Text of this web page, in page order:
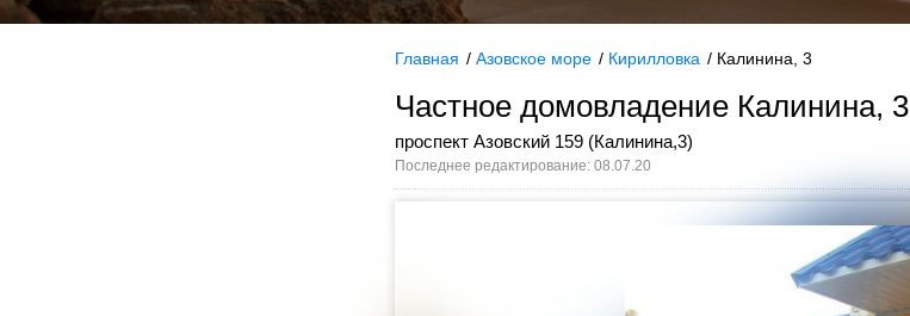
Главная /Азовское море / Кирилловка / Калинина, 3
Частное домовладение Калинина, 3
проспект Азовский 159 (Калинина,3)
Последнее редактирование: 08.07.20